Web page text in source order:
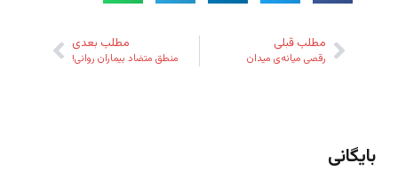
مطلب قبلی
رقصی میانه‌ی میدان
مطلب بعدی
منطق متضاد بیماران روانی!
بایگانی